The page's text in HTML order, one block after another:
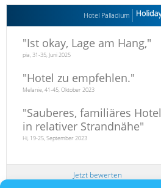
Hotel Palladium
"Ist okay, Lage am Hang,"
pia, 31-35, Juni 2025
"Hotel zu empfehlen."
Melanie, 41-45, Oktober 2023
"Sauberes, familiäres Hotel
in relativer Strandnähe"
Hi, 19-25, September 2023
Jetzt bewerten